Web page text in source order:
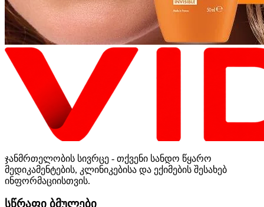
ჯანმრთელობის სივრცე - თქვენი სანდო წყარო
მედიკამენტების, კლინიკებისა და ექიმების შესახებ
ინფორმაციისთვის.
სწრაფი ბმულები